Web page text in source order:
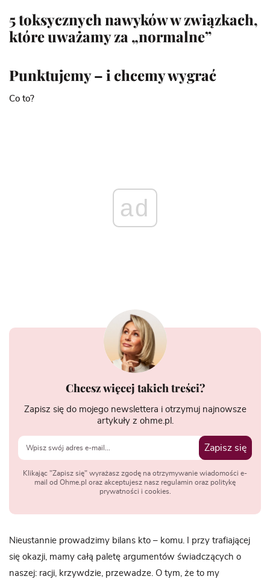
5 toksycznych nawyków w związkach,
które uważamy za „normalne”
Punktujemy – i chcemy wygrać
Co to?
ad
Chcesz więcej takich treści?
Zapisz się do mojego newslettera i otrzymuj najnowsze
artykuły z ohme.pl.
Zapisz się
Klikając "Zapisz się" wyrażasz zgodę na otrzymywanie wiadomości e-
mail od Ohme.pl oraz akceptujesz nasz regulamin oraz politykę
prywatności i cookies.
Nieustannie prowadzimy bilans kto – komu. I przy trafiającej
się okazji, mamy całą paletę argumentów świadczących o
naszej: racji, krzywdzie, przewadze. O tym, że to my